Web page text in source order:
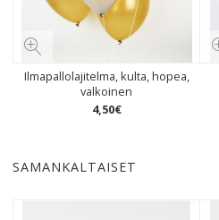
Ilmapallolajitelma, kulta, hopea,
valkoinen
4,50€
SAMANKALTAISET